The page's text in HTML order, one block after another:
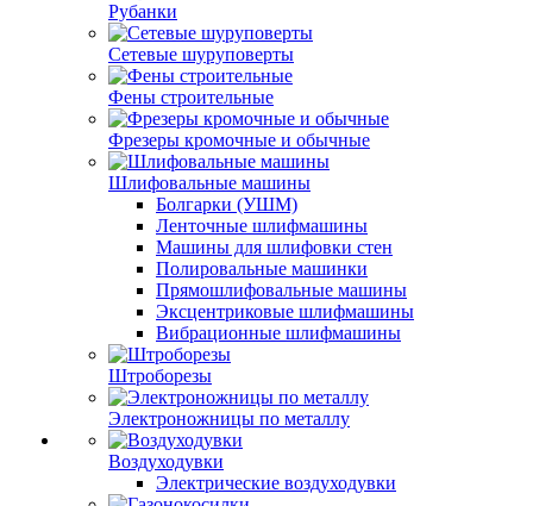
Рубанки
Сетевые шуруповерты
Фены строительные
Фрезеры кромочные и обычные
Шлифовальные машины
Болгарки (УШМ)
Ленточные шлифмашины
Машины для шлифовки стен
Полировальные машинки
Прямошлифовальные машины
Эксцентриковые шлифмашины
Вибрационные шлифмашины
Штроборезы
Электроножницы по металлу
Воздуходувки
Электрические воздуходувки